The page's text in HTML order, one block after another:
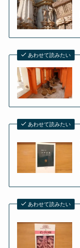
あわせて読みたい
あわせて読みたい
あわせて読みたい